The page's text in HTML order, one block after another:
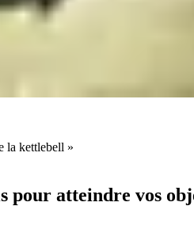
la kettlebell »
pour atteindre vos